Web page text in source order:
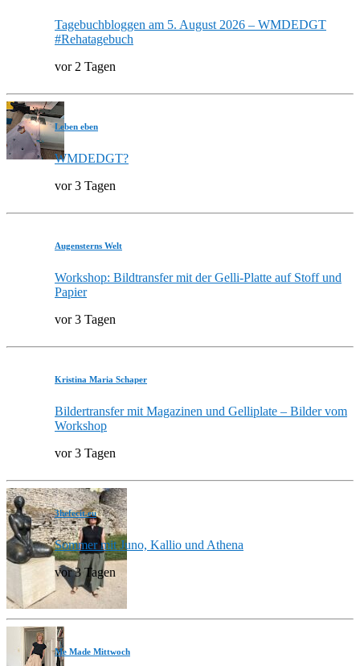
Tagebuchbloggen am 5. August 2026 – WMDEDGT
#Rehatagebuch
vor 2 Tagen
Leben eben
WMDEDGT?
vor 3 Tagen
Augensterns Welt
Workshop: Bildtransfer mit der Gelli-Platte auf Stoff und
Papier
vor 3 Tagen
Kristina Maria Schaper
Bildertransfer mit Magazinen und Gelliplate – Bilder vom
Workshop
vor 3 Tagen
3hefecit.eu
Sommer mit Juno, Kallio und Athena
vor 3 Tagen
Me Made Mittwoch